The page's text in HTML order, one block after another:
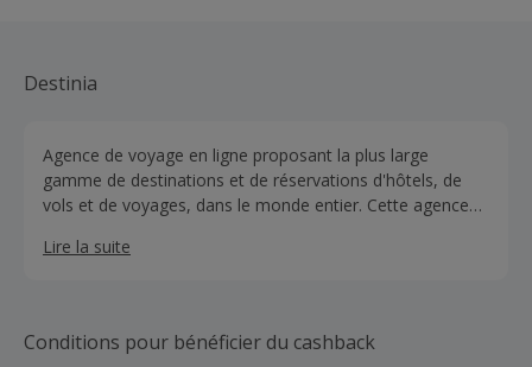
Destinia
Agence de voyage en ligne proposant la plus large
gamme de destinations et de réservations d'hôtels, de
vols et de voyages, dans le monde entier. Cette agence
plus de 500 000 hôtels enregistrés dans le monde entier,
vols capable de trouver les meilleures combinaisons de
prix, d'horaires et de destinations.
Lire la suite
Conditions pour bénéficier du cashback